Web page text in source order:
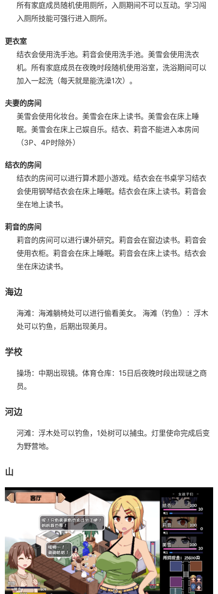
所有家庭成员随机使用厕所，入厕期间不可以互动。 学习闯
入厕所技能可强行进入厕所。
更衣室
结衣会使用洗手池。 莉音会使用洗手池。 美雪会使用洗衣
机。 所有家庭成员在夜晚时段随机使用浴室，洗浴期间可以
加入一起洗（每天就是能洗澡1次）。
夫妻的房间
美雪会使用化妆台。 美雪会在床上读书。 美雪会在床上睡
眠。 美雪会在床上己娱自乐。 结衣、莉音不能进入本房间
（3P、4P时除外）
结衣的房间
结衣的房间可以进行算术题小游戏。 结衣会在书桌学习结衣
会使用钢琴结衣会在床上睡眠。 结衣会在床上读书。 莉音会
坐在地上读书。
莉音的房间
莉音的房间可以进行课外研究。 莉音会在窗边读书。 莉音会
使用衣柜。 莉音会在床上睡眠。 莉音会在床上读书。 结衣会
坐在床边读书。
海边
海滩：海滩躺椅处可以进行偷看美女。
海滩（钓鱼）：浮木
处可以钓鱼，后期出现美月。
学校
操场：中期出现镜。 体育仓库：15日后夜晚时段出现谜之商
员。
河边
河滩：浮木处可以钓鱼，1处树可以捕虫。灯里使命完成后变
为野营地。
山